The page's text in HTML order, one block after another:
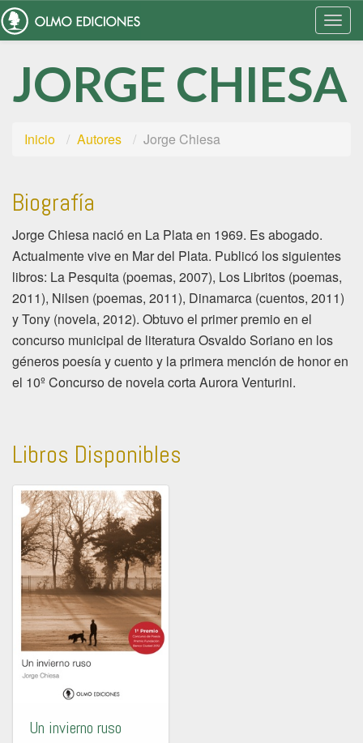
JORGE CHIESA
Inicio Autores Jorge Chiesa
Biografía
Jorge Chiesa nació en La Plata en 1969. Es abogado.
Actualmente vive en Mar del Plata. Publicó los siguientes
libros: La Pesquita (poemas, 2007), Los Libritos (poemas,
2011), Nilsen (poemas, 2011), Dinamarca (cuentos, 2011)
y Tony (novela, 2012). Obtuvo el primer premio en el
concurso municipal de literatura Osvaldo Soriano en los
géneros poesía y cuento y la primera mención de honor en
el 10º Concurso de novela corta Aurora Venturini.
Libros Disponibles
Un invierno ruso